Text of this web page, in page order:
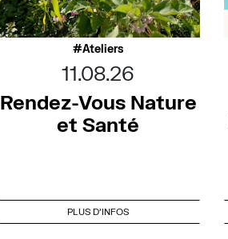
Ateliers
11.08.26
Rendez-Vous Nature
et Santé
PLUS D'INFOS